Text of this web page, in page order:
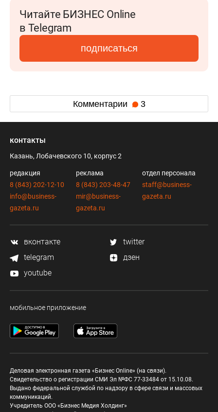
Читайте БИЗНЕС Online
в Telegram
подписаться
Комментарии 3
контакты
Казань, Лобачевского 10, корпус 2
редакция
8 (843) 202-12-10
info@business-
gazeta.ru
реклама
8 (843) 203-48-47
mir@business-
gazeta.ru
отдел персонала
staff@business-
gazeta.ru
вконтакте
twitter
telegram
дзен
youtube
мобильное приложение
Деловая электронная газета «Бизнес Online» (на связи).
Свидетельство о регистрации СМИ Эл №ФС 77-33484 от 15.10.08.
Выдано федеральной службой по надзору в сфере связи и массовых
коммуникаций.
Учредитель ООО «Бизнес Медия Холдинг»